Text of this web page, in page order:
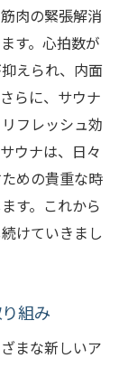
ガ
の方法
る旅
肉の緊張解消
す。心拍数が
えられ、内面
らに、サウナ
フレッシュ効
ウナは、日々
めの貴重な時
す。これから
けていきまし
組み
まな新しいア